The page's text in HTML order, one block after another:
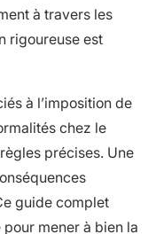
à travers les
rigoureuse est
à l’imposition de
chez le
précises. Une
guide complet
mener à bien la